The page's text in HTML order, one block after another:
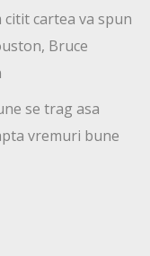
citit cartea va spun
Bruce
se trag asa
vremuri bune